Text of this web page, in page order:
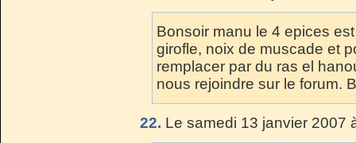
Bonsoir manu le 4 epices
girofle, noix de muscade et
remplacer par du ras el
nous rejoindre sur le forum.
22. Le samedi 13 janvier 2007